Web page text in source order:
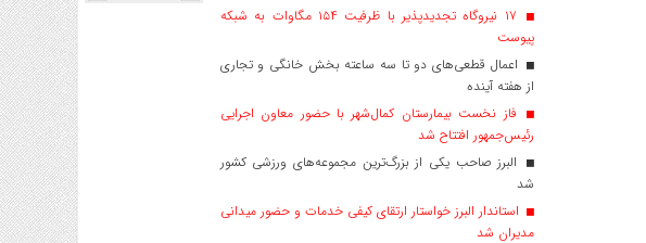
۱۷ نیروگاه تجدیدپذیر با ظرفیت ۱۵۴ مگاوات به شبکه
پیوست
اعمال قطعی‌های دو تا سه ساعته بخش خانگی و تجاری
از هفته آینده
فاز نخست بیمارستان کمال‌شهر با حضور معاون اجرایی
رئیس‌جمهور افتتاح شد
البرز صاحب یکی از بزرگ‌ترین مجموعه‌های ورزشی کشور
شد
استاندار البرز خواستار ارتقای کیفی خدمات و حضور میدانی
مدیران شد